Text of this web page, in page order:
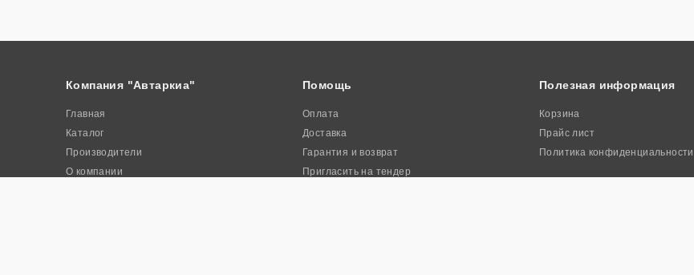
Компания "Автаркиа"
Главная
Каталог
Производители
О компании
Помощь
Оплата
Доставка
Гарантия и возврат
Пригласить на тендер
Полезная информация
Корзина
Прайс лист
Политика конфиденциальности